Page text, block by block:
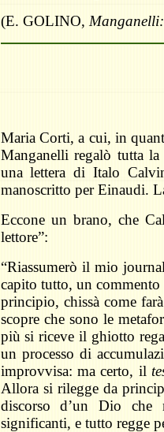
(E. GOLINO,
Maria Corti, a cui, in
Manganelli regalò tutta
una lettera di Italo
manoscritto per Einaudi.
Eccone un brano, che
lettore”:
“Riassumerò il mio
capito tutto, un commento
principio, chissà come
scopre che sono le
più si riceve il ghiotto
un processo di
improvvisa: ma certo, il
Allora si rilegge da
discorso d’un Dio che
significanti, e tutto regge